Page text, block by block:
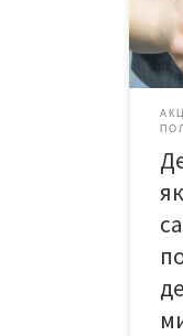
же
– це
ЄС.
ще